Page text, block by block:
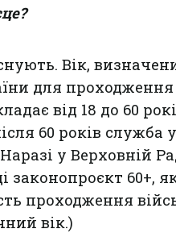
Вік,
для проходження
від 18 до 60
60 років служба у
у Верховній
законопроєкт 60+,
проходження
вік.)